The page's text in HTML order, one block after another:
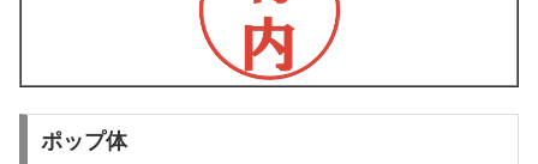
ポップ体